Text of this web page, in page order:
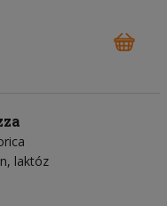
laktóz